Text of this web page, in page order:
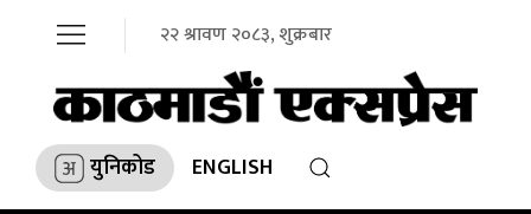
२२ श्रावण २०८३, शुक्रबार
युनिकोड ENGLISH